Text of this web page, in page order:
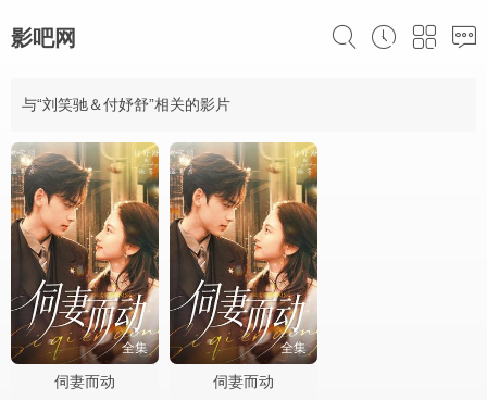
影吧网
与“刘笑驰＆付妤舒”相关的影片
全集
伺妻而动
全集
伺妻而动